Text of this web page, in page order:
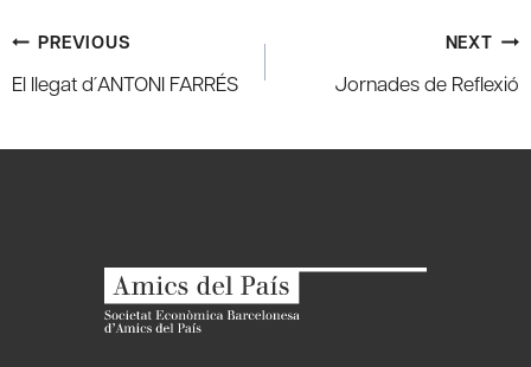
Post
navigation
PREVIOUS
El llegat d´ANTONI FARRÉS
NEXT
Jornades de Reflexió